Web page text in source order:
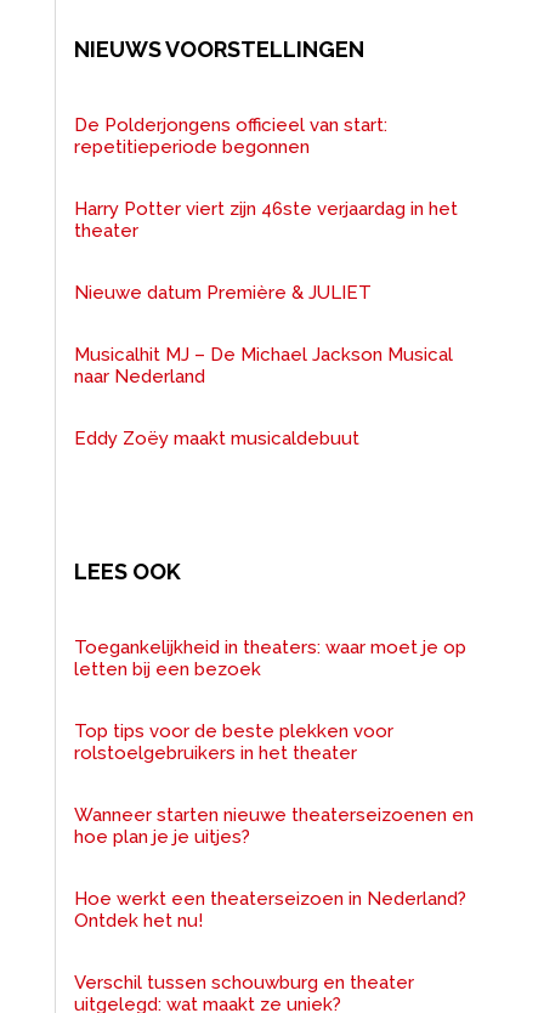
NIEUWS VOORSTELLINGEN
De Polderjongens officieel van start:
repetitieperiode begonnen
Harry Potter viert zijn 46ste verjaardag in het
theater
Nieuwe datum Première & JULIET
Musicalhit MJ – De Michael Jackson Musical
naar Nederland
Eddy Zoëy maakt musicaldebuut
LEES OOK
Toegankelijkheid in theaters: waar moet je op
letten bij een bezoek
Top tips voor de beste plekken voor
rolstoelgebruikers in het theater
Wanneer starten nieuwe theaterseizoenen en
hoe plan je je uitjes?
Hoe werkt een theaterseizoen in Nederland?
Ontdek het nu!
Verschil tussen schouwburg en theater
uitgelegd: wat maakt ze uniek?